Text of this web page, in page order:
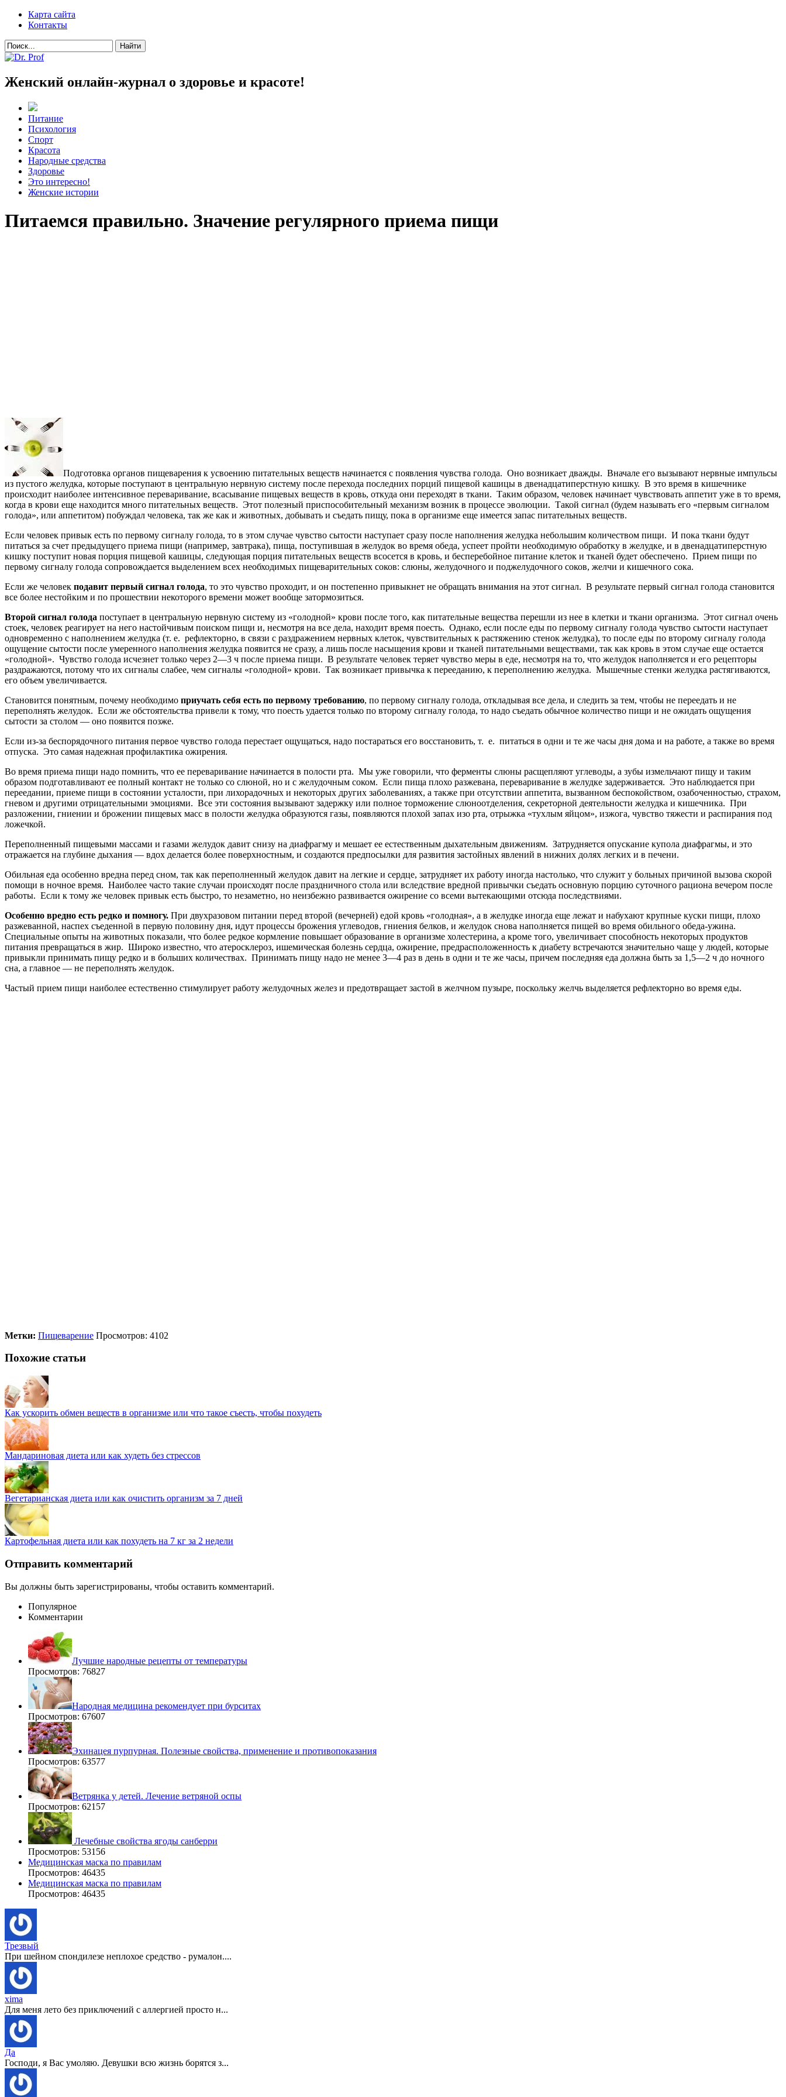
Карта сайта
Контакты
Женский онлайн-журнал о здоровье и красоте!
Питание
Психология
Спорт
Красота
Народные средства
Здоровье
Это интересно!
Женские истории
Питаемся правильно. Значение регулярного приема пищи
Подготовка органов пищеварения к усвоению питательных веществ начинается с появления чувства голода. Оно возникает дважды. Вначале его вызывают нервные импульсы
из пустого желудка, которые поступают в центральную нервную систему после перехода последних порций пищевой кашицы в двенадцатиперстную кишку. В это время в кишечнике
происходит наиболее интенсивное переваривание, всасывание пищевых веществ в кровь, откуда они переходят в ткани. Таким образом, человек начинает чувствовать аппетит уже в то время,
когда в крови еще находится много питательных веществ. Этот полезный приспособительный механизм возник в процессе эволюции. Такой сигнал (будем называть его «первым сигналом
голода», или аппетитом) побуждал человека, так же как и животных, добывать и съедать пищу, пока в организме еще имеется запас питательных веществ.
Если человек привык есть по первому сигналу голода, то в этом случае чувство сытости наступает сразу после наполнения желудка небольшим количеством пищи. И пока ткани будут
питаться за счет предыдущего приема пищи (например, завтрака), пища, поступившая в желудок во время обеда, успеет пройти необходимую обработку в желудке, и в двенадцатиперстную
кишку поступит новая порция пищевой кашицы, следующая порция питательных веществ всосется в кровь, и бесперебойное питание клеток и тканей будет обеспечено. Прием пищи по
первому сигналу голода сопровождается выделением всех необходимых пищеварительных соков: слюны, желудочного и поджелудочного соков, желчи и кишечного сока.
Если же человек подавит первый сигнал голода, то это чувство проходит, и он постепенно привыкнет не обращать внимания на этот сигнал. В результате первый сигнал голода становится
все более нестойким и по прошествии некоторого времени может вообще затормозиться.
Второй сигнал голода поступает в центральную нервную систему из «голодной» крови после того, как питательные вещества перешли из нее в клетки и ткани организма. Этот сигнал очень
стоек, человек реагирует на него настойчивым поиском пищи и, несмотря на все дела, находит время поесть. Однако, если после еды по первому сигналу голода чувство сытости наступает
одновременно с наполнением желудка (т. е. рефлекторно, в связи с раздражением нервных клеток, чувствительных к растяжению стенок желудка), то после еды по второму сигналу голода
ощущение сытости после умеренного наполнения желудка появится не сразу, а лишь после насыщения крови и тканей питательными веществами, так как кровь в этом случае еще остается
«голодной». Чувство голода исчезнет только через 2—3 ч после приема пищи. В результате человек теряет чувство меры в еде, несмотря на то, что желудок наполняется и его рецепторы
раздражаются, потому что их сигналы слабее, чем сигналы «голодной» крови. Так возникает привычка к перееданию, к переполнению желудка. Мышечные стенки желудка растягиваются,
его объем увеличивается.
Становится понятным, почему необходимо приучать себя есть по первому требованию, по первому сигналу голода, откладывая все дела, и следить за тем, чтобы не переедать и не
переполнять желудок. Если же обстоятельства привели к тому, что поесть удается только по второму сигналу голода, то надо съедать обычное количество пищи и не ожидать ощущения
сытости за столом — оно появится позже.
Если из-за беспорядочного питания первое чувство голода перестает ощущаться, надо постараться его восстановить, т. е. питаться в одни и те же часы дня дома и на работе, а также во время
отпуска. Это самая надежная профилактика ожирения.
Во время приема пищи надо помнить, что ее переваривание начинается в полости рта. Мы уже говорили, что ферменты слюны расщепляют углеводы, а зубы измельчают пищу и таким
образом подготавливают ее полный контакт не только со слюной, но и с желудочным соком. Если пища плохо разжевана, переваривание в желудке задерживается. Это наблюдается при
переедании, приеме пищи в состоянии усталости, при лихорадочных и некоторых других заболеваниях, а также при отсутствии аппетита, вызванном беспокойством, озабоченностью, страхом,
гневом и другими отрицательными эмоциями. Все эти состояния вызывают задержку или полное торможение слюноотделения, секреторной деятельности желудка и кишечника. При
разложении, гниении и брожении пищевых масс в полости желудка образуются газы, появляются плохой запах изо рта, отрыжка «тухлым яйцом», изжога, чувство тяжести и распирания под
ложечкой.
Переполненный пищевыми массами и газами желудок давит снизу на диафрагму и мешает ее естественным дыхательным движениям. Затрудняется опускание купола диафрагмы, и это
отражается на глубине дыхания — вдох делается более поверхностным, и создаются предпосылки для развития застойных явлений в нижних долях легких и в печени.
Обильная еда особенно вредна перед сном, так как переполненный желудок давит на легкие и сердце, затрудняет их работу иногда настолько, что служит у больных причиной вызова скорой
помощи в ночное время. Наиболее часто такие случаи происходят после праздничного стола или вследствие вредной привычки съедать основную порцию суточного рациона вечером после
работы. Если к тому же человек привык есть быстро, то незаметно, но неизбежно развивается ожирение со всеми вытекающими отсюда последствиями.
Особенно вредно есть редко и помногу. При двухразовом питании перед второй (вечерней) едой кровь «голодная», а в желудке иногда еще лежат и набухают крупные куски пищи, плохо
разжеванной, наспех съеденной в первую половину дня, идут процессы брожения углеводов, гниения белков, и желудок снова наполняется пищей во время обильного обеда-ужина.
Специальные опыты на животных показали, что более редкое кормление повышает образование в организме холестерина, а кроме того, увеличивает способность некоторых продуктов
питания превращаться в жир. Широко известно, что атеросклероз, ишемическая болезнь сердца, ожирение, предрасположенность к диабету встречаются значительно чаще у людей, которые
привыкли принимать пищу редко и в больших количествах. Принимать пищу надо не менее 3—4 раз в день в одни и те же часы, причем последняя еда должна быть за 1,5—2 ч до ночного
сна, а главное — не переполнять желудок.
Частый прием пищи наиболее естественно стимулирует работу желудочных желез и предотвращает застой в желчном пузыре, поскольку желчь выделяется рефлекторно во время еды.
Метки: Пищеварение Просмотров: 4102
Похожие статьи
Как ускорить обмен веществ в организме или что такое съесть, чтобы похудеть
Мандариновая диета или как худеть без стрессов
Вегетарианская диета или как очистить организм за 7 дней
Картофельная диета или как похудеть на 7 кг за 2 недели
Отправить комментарий
Вы должны быть зарегистрированы, чтобы оставить комментарий.
Популярное
Комментарии
Лучшие народные рецепты от температуры
Просмотров: 76827
Народная медицина рекомендует при бурситах
Просмотров: 67607
Эхинацея пурпурная. Полезные свойства, применение и противопоказания
Просмотров: 63577
Ветрянка у детей. Лечение ветряной оспы
Просмотров: 62157
Лечебные свойства ягоды санберри
Просмотров: 53156
Медицинская маска по правилам
Просмотров: 46435
Медицинская маска по правилам
Просмотров: 46435
Трезвый
При шейном спондилезе неплохое средство - румалон....
xima
Для меня лето без приключений с аллергией просто н...
Да
Господи, я Вас умоляю. Девушки всю жизнь борятся з...